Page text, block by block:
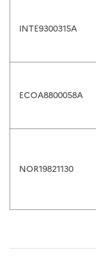
INTE9300315A
ECOA8800058A
NOR19821130